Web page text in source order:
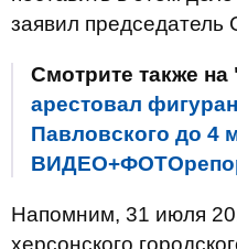
заявил
Смотрите также
арестовал
Павловского до 4
Напомним, 31 июля
херсонского